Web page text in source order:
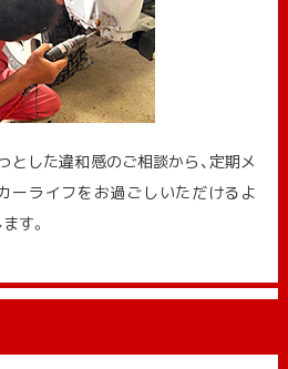
とした違和感のご相談から、定期メ
ーライフをお過ごしいただけるよ
す。